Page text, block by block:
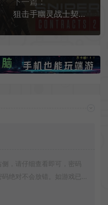
狙击手幽灵战士契约2/第一人称狙击射击游戏 Sniper Ghost Warrior Contracts 2 下载
侧，请仔细查看即可，密码
绝对不会放错。如游戏已